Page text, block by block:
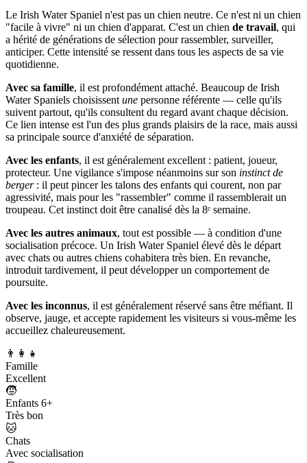
Le Irish Water Spaniel n'est pas un chien neutre. Ce n'est ni un chien
"facile à vivre" ni un chien d'apparat. C'est un chien de travail, qui
a hérité de générations de sélection pour rassembler, surveiller,
anticiper. Cette intensité se ressent dans tous les aspects de sa vie
quotidienne.
Avec sa famille, il est profondément attaché. Beaucoup de Irish
Water Spaniels choisissent une personne référente — celle qu'ils
suivent partout, qu'ils consultent du regard avant chaque décision.
Ce lien intense est l'un des plus grands plaisirs de la race, mais aussi
sa principale source d'anxiété de séparation.
Avec les enfants, il est généralement excellent : patient, joueur,
protecteur. Une vigilance s'impose néanmoins sur son instinct de
berger: il peut pincer les talons des enfants qui courent, non par
agressivité, mais pour les "rassembler" comme il rassemblerait un
troupeau. Cet instinct doit être canalisé dès la 8ᵉ semaine.
Avec les autres animaux, tout est possible — à condition d'une
socialisation précoce. Un Irish Water Spaniel élevé dès le départ
avec chats ou autres chiens cohabitera très bien. En revanche,
introduit tardivement, il peut développer un comportement de
poursuite.
Avec les inconnus, il est généralement réservé sans être méfiant. Il
observe, jauge, et accepte rapidement les visiteurs si vous-même les
accueillez chaleureusement.
👨‍👩‍👧
Famille
Excellent
🧒
Enfants 6+
Très bon
🐱
Chats
Avec socialisation